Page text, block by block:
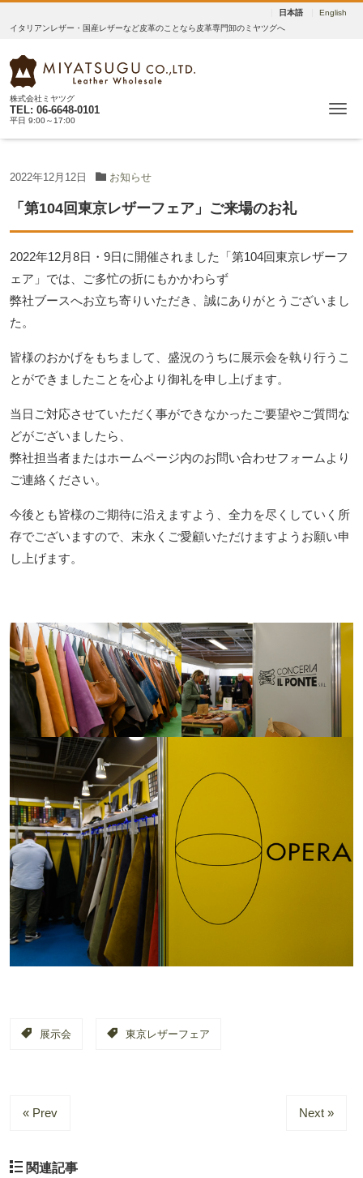
日本語
English
イタリアンレザー・国産レザーなど皮革のことなら皮革専門卸のミヤツグへ
株式会社ミヤツグ
TEL: 06-6648-0101
平日 9:00～17:00
2022年12月12日 お知らせ
「第104回東京レザーフェア」ご来場のお礼
2022年12月8日・9日に開催されました「第104回東京レザーフ
ェア」では、ご多忙の折にもかかわらず
弊社ブースへお立ち寄りいただき、誠にありがとうございまし
た。
皆様のおかげをもちまして、盛況のうちに展示会を執り行うこ
とができましたことを心より御礼を申し上げます。
当日ご対応させていただく事ができなかったご要望やご質問な
どがございましたら、
弊社担当者またはホームページ内のお問い合わせフォームより
ご連絡ください。
今後とも皆様のご期待に沿えますよう、全力を尽くしていく所
存でございますので、末永くご愛顧いただけますようお願い申
し上げます。
展示会 東京レザーフェア
« Prev Next »
関連記事